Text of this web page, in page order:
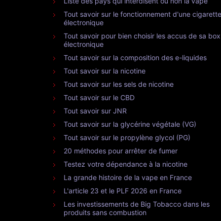
Tout savoir sur le fonctionnement d'une cigarette
électronique
Tout savoir pour bien choisir les accus de sa box
électronique
Tout savoir sur la composition des e-liquides
Tout savoir sur la nicotine
Tout savoir sur les sels de nicotine
Tout savoir sur le CBD
Tout savoir sur JNR
Tout savoir sur la glycérine végétale (VG)
Tout savoir sur le propylène glycol (PG)
20 méthodes pour arrêter de fumer
Testez votre dépendance à la nicotine
La grande histoire de la vape en France
L'article 23 et le PLF 2026 en France
Les investissements de Big Tobacco dans les
produits sans combustion